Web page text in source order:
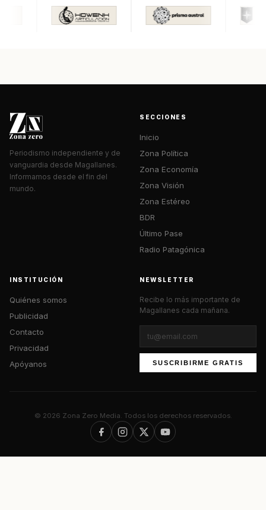
Periodismo independiente y de
vanguardia desde Magallanes.
Informamos desde el fin del
mundo.
SECCIONES
Inicio
Zona Política
Zona Economía
Zona Visión
Zona Estéreo
BDR
Último Pase
Radio Patagónica
INSTITUCIÓN
Quiénes somos
Publicidad
Contacto
Privacidad
Apóyanos
NEWSLETTER
Recibe lo más importante de
Magallanes cada mañana.
SUSCRIBIRME GRATIS
© 2026 Zona Zero Media. Todos los derechos reservados.